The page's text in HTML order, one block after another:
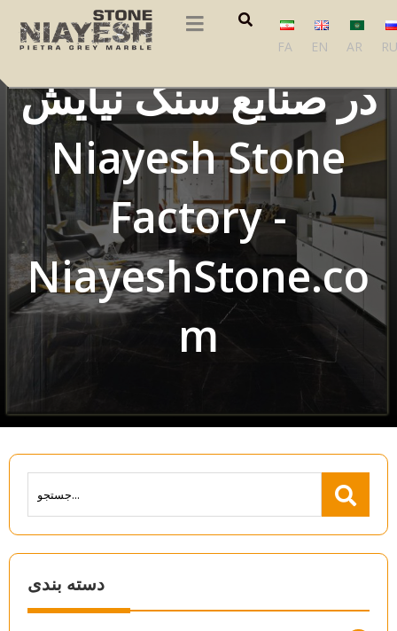
FA EN AR
manager, نویسنده
در صنایع سنگ نیایش
Niayesh Stone
Factory -
NiayeshStone.co
m
دسته بندی